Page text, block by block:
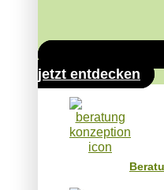
jetzt entdecken